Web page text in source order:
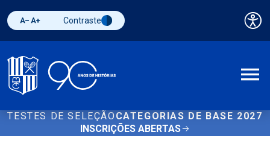
Diminuir fonte
Aumentar fonteAlternar contraste
Contraste
TESTES DE SELEÇÃO CATEGORIAS DE BASE 2027
INSCRIÇÕES ABERTAS